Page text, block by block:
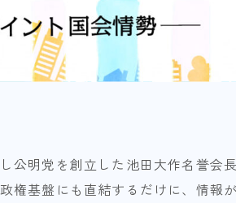
明党を創立した池田大作名誉会長
権基盤にも直結するだけに、情報